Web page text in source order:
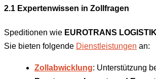
2.1 Expertenwissen in Zollfragen
Speditionen wie EUROTRANS LOGISTIK
Sie bieten folgende Dienstleistungen an:
Zollabwicklung: Unterstützung